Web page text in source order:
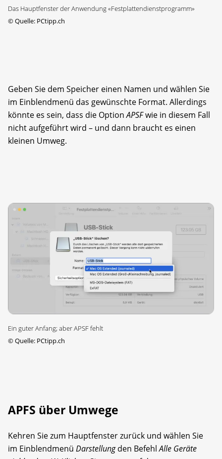
Das Hauptfenster der Anwendung «Festplattendienstprogramm»
©Quelle: PCtipp.ch
Geben Sie dem Speicher einen Namen und wählen Sie
im Einblendmenü das gewünschte Format. Allerdings
könnte es sein, dass die OptionAPSFwie in diesem Fall
nicht aufgeführt wird – und dann braucht es einen
kleinen Umweg.
Ein guter Anfang; aber APSF fehlt
©Quelle: PCtipp.ch
APFS über Umwege
Kehren Sie zum Hauptfenster zurück und wählen Sie
im Einblendmenü Darstellungden BefehlAlle Geräte